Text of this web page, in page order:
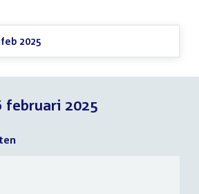
2025
februari 2025